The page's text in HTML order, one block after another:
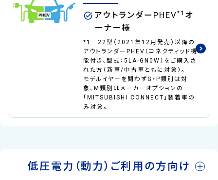
アウトランダーPHEV*1 オ
ーナー様
*1 22型（2021年12月発売）以降の
アウトランダーPHEV（コネクティッド機
能付き、型式：5LA-GN0W）をご購入さ
れた方（新車/中古車ともに対象）。
モデルイヤーを問わずG・P類別は対
象、M類別はメーカーオプションの
「MITSUBISHI CONNECT」装着車の
み対象。
低圧電力（動力）ご利用の方向け